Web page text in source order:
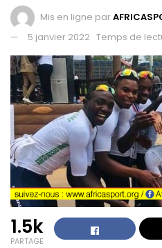
Mis en ligne par
5 janvier 2022 Temps de
1.5k
PARTAGE